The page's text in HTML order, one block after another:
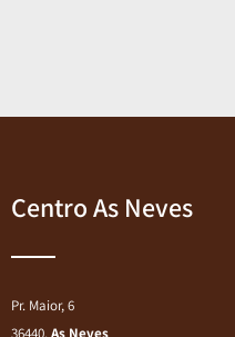
Centro As Neves
Pr. Maior, 6
36440, As Neves